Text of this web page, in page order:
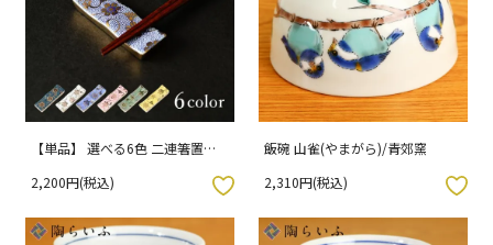
【単品】 選べる6色 二連箸置き
2,200円(税込)
飯碗 山雀(やまがら)/青郊窯
2,310円(税込)
お気に入りボタン